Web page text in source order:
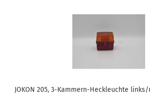
JOKON 205, 3-Kammern-Heckleuchte